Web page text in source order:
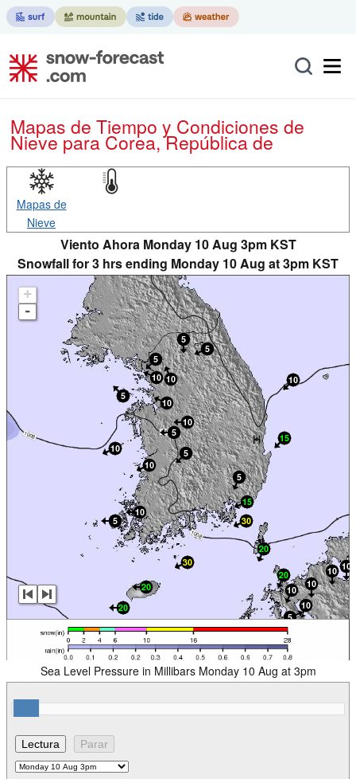
Mapas de Tiempo y Condiciones de
Nievepara Corea, República de
Mapas de
Nieve
Viento Ahora Monday 10 Aug 3pm KST
Snowfall for 3 hrs ending Monday 10 Aug at 3pm KST
+
-
Sea Level Pressure in Millibars Monday 10 Aug at 3pm